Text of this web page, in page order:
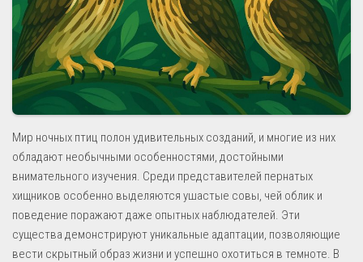
Мир ночных птиц полон удивительных созданий, и многие из них
обладают необычными особенностями, достойными
внимательного изучения. Среди представителей пернатых
хищников особенно выделяются ушастые совы, чей облик и
поведение поражают даже опытных наблюдателей. Эти
существа демонстрируют уникальные адаптации, позволяющие
вести скрытный образ жизни и успешно охотиться в темноте. В